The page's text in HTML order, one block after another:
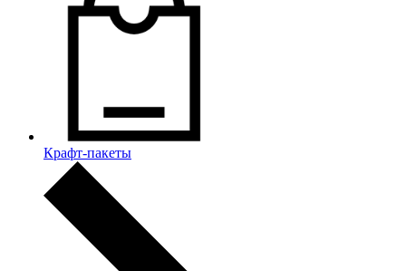
Крафт-пакеты